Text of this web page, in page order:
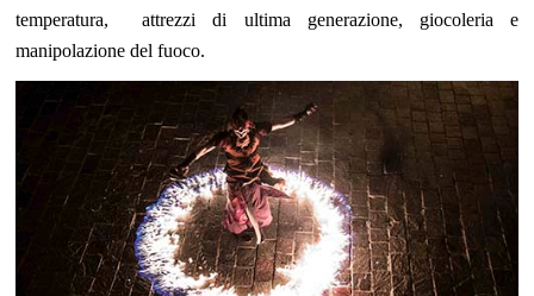
temperatura, attrezzi di ultima generazione, giocoleria e
manipolazione del fuoco.